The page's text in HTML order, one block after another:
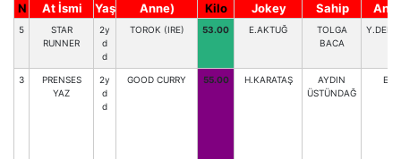
N At İsmi Yaş
Anne)
Kilo Jokey Sahip
5
STAR
RUNNER
2y
d
d
TOROK (IRE) 53.00 E.AKTUĞ
TOLGA
BACA
3
PRENSES
YAZ
2y
d
d
GOOD CURRY 55.00 H.KARATAŞ
AYDIN
ÜSTÜNDAĞ